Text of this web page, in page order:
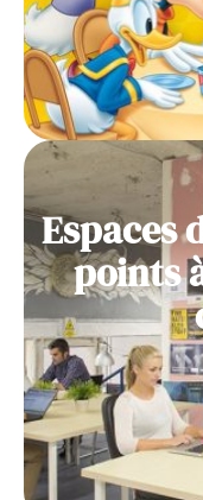
Espaces
points